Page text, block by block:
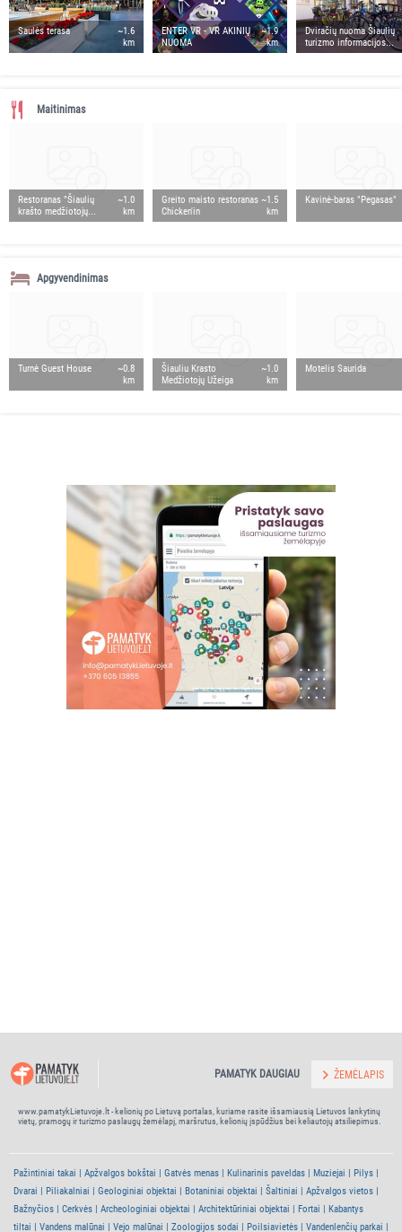
Saulės terasa
~1.6
km
ENTER VR - VR AKINIŲ
NUOMA
~1.9
km
Dviračių nuoma Šiaulių
turizmo informacijos...
Maitinimas
Restoranas "Šiaulių
krašto medžiotojų...
~1.0
km
Greito maisto restoranas
Chicken'in
~1.5
km
Kavinė-baras "Pegasas"
Apgyvendinimas
Turnė Guest House
~0.8
km
Šiauliu Krasto
Medžiotojų Užeiga
~1.0
km
Motelis Saurida
www.pamatykLietuvoje.lt - kelionių po Lietuvą portalas, kuriame rasite išsamiausią Lietuvos lankytinų
vietų, pramogų ir turizmo paslaugų žemėlapį, maršrutus, kelionių įspūdžius bei keliautojų atsiliepimus.
PAMATYK DAUGIAU ŽEMĖLAPIS
Pažintiniai takai Apžvalgos bokštai Gatvės menas Kulinarinis paveldas Muziejai
Pilys
Dvarai
Piliakalniai Geologiniai objektai Botaniniai objektai Šaltiniai
Apžvalgos vietos
Bažnyčios
Cerkvės Archeologiniai objektai Architektūriniai objektai Fortai
Kabantys
tiltai
Vandens malūnai Vejo malūnai Zoologijos sodai Poilsiavietės Vandenlenčių parkai